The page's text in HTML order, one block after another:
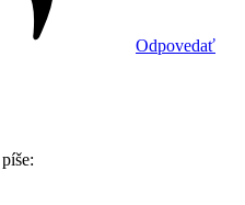
Odpovedať
píše: